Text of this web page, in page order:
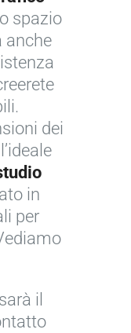
spazio
anche
dei
in
per
sarà il